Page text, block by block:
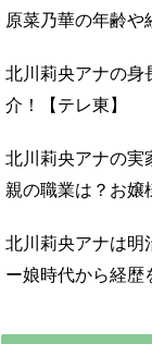
原菜乃華の年齢や
北川莉央アナの身
介！【テレ東】
北川莉央アナの実
親の職業は？お嬢
北川莉央アナは明
ー娘時代から経歴